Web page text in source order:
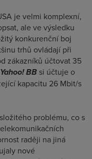
je velmi komplexní,
ale ve výsledku
konkurenční boj
trhů ovládají při
zákazníků účtovat 35
Yahoo! BB si účtuje o
kapacitu 26 Mbit/s
problému, co s
raději na jiná
nové